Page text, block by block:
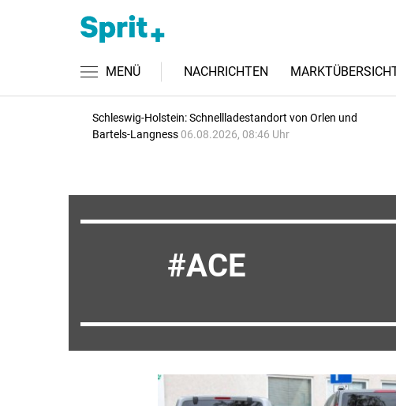
MENÜ NACHRICHTEN
Schleswig-Holstein: Schnellladestandort von Orlen und
Bartels-Langness 06.08.2026, 08:46 Uhr
ACE